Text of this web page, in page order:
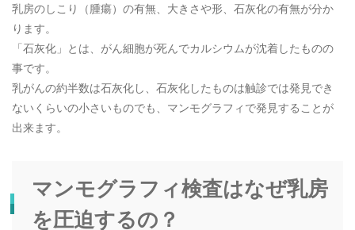
乳房のしこり（腫瘍）の有無、大きさや形、石灰化の有無が分か
ります。
「石灰化」とは、がん細胞が死んでカルシウムが沈着したものの
事です。
乳がんの約半数は石灰化し、石灰化したものは触診では発見でき
ないくらいの小さいものでも、マンモグラフィで発見することが
出来ます。
マンモグラフィ検査はなぜ乳房
を圧迫するの？